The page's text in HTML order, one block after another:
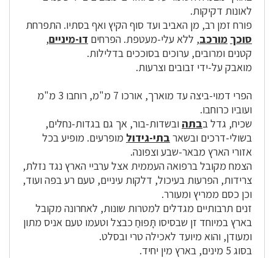
לאונות דקיקות.
פורח זמן רב, מן האביב ועד סוף הקיץ ואף בסתיו. התפרחת
סוכך מורכב, ללא עלי-מעטפת. הפרחים דו-מיניים,
קטנים ומרובים, ערוכים בסוככים בדלילות.
מואבק על-ידי זבובים וצרעות.
הפרי דמוי-ביצה עד מוארך, אורכו 7 מ"מ, רוחבו 3 מ"מ
ועוביו כרוחבו.
שכיח, גדל בבתה ובשדות-בור, אך גם בגדות-נחלים,
בשולי-דרכים ובשאר בתי-גידול מופרעים. מופיע בכל
אזורי הארץ מבאר-שבע וצפונה.
הצמח מקובל ברפואה העממית אצל ערביי הארץ נגד נזלת,
צרידות, הפרעות בעיכול, דלקות עיניים, טעם רע בפה ועוד,
וכן כסם ממריץ ומעורר.
זנים תרבותיים מגדלים למטרות שונות, לאחרונה מקובל
בארץ במיוחד זן שבסיסו תָּפוּחַ כבצל וטעמו טעם אניס מתון
ומעודן, והוא מיועד לאכילה טרי ובסלט.
בסוג 5 מינים, בארץ מין יחיד.